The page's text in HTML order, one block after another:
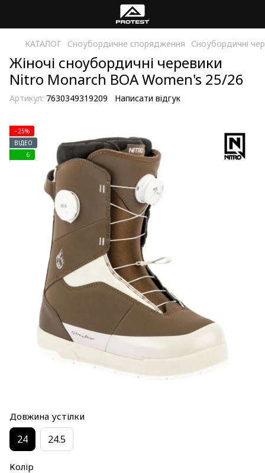
КАТАЛОГ Сноубордичне спорядження Сноубордичні
Жіночі сноубордичні черевики
Nitro Monarch BOA Women's 25/26
Артикул: 7630349319209 Написати відгук
−25%
ВІДЕО
6
Довжина устілки
24 24.5
Колір